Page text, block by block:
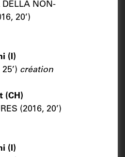
DELLA NON-
20’)
(I)
création
(CH)
(2016, 20’)
(I)